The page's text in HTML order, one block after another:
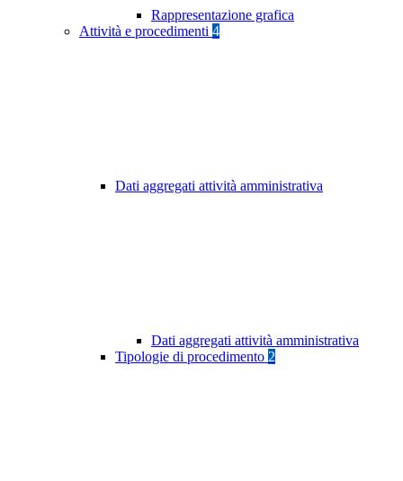
Rappresentazione grafica
Attività e procedimenti 4
Dati aggregati attività amministrativa
Dati aggregati attività amministrativa
Tipologie di procedimento 2